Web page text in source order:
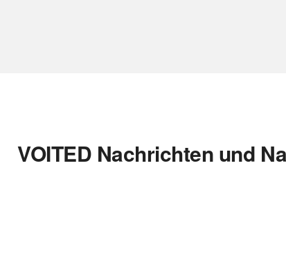
VOITED Nachrichten und